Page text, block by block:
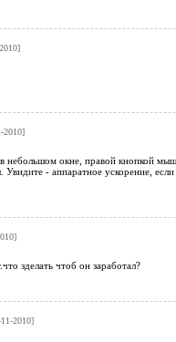
2010]
небольшом окне, правой кнопкой
- аппаратное ускорение,
зделать чтоб он заработал?
2010]